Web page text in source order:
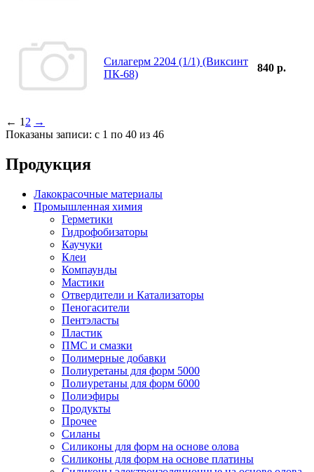
Силагерм 2204 (1/1) (Виксинт
ПК-68)
840 р.
← 1 2 →
Показаны записи: с 1 по 40 из 46
Продукция
Лакокрасочные материалы
Промышленная химия
Герметики
Гидрофобизаторы
Каучуки
Клеи
Компаунды
Мастики
Отвердители и Катализаторы
Пеногасители
Пентэласты
Пластик
ПМС и смазки
Полимерные добавки
Полиуретаны для форм 5000
Полиуретаны для форм 6000
Полиэфиры
Продукты
Прочее
Силаны
Силиконы для форм на основе олова
Силиконы для форм на основе платины